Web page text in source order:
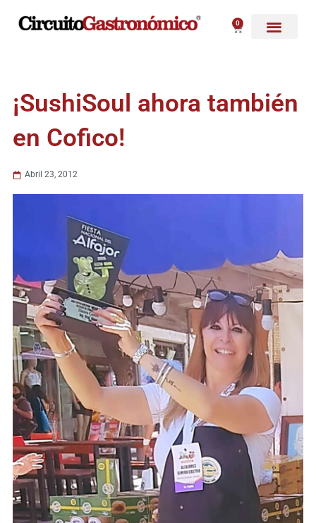
0
Carrito
¡SushiSoul ahora también
en Cofico!
Abril 23, 2012